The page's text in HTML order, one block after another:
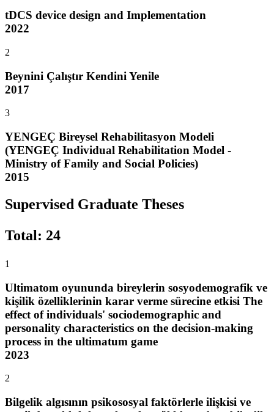
tDCS device design and Implementation
2022
2
Beynini Çalıştır Kendini Yenile
2017
3
YENGEÇ Bireysel Rehabilitasyon Modeli
(YENGEÇ Individual Rehabilitation Model -
Ministry of Family and Social Policies)
2015
Supervised Graduate Theses
Total: 24
1
Ultimatom oyununda bireylerin sosyodemografik ve
kişilik özelliklerinin karar verme sürecine etkisi The
effect of individuals' sociodemographic and
personality characteristics on the decision-making
process in the ultimatum game
2023
2
Bilgelik algısının psikososyal faktörlerle ilişkisi ve